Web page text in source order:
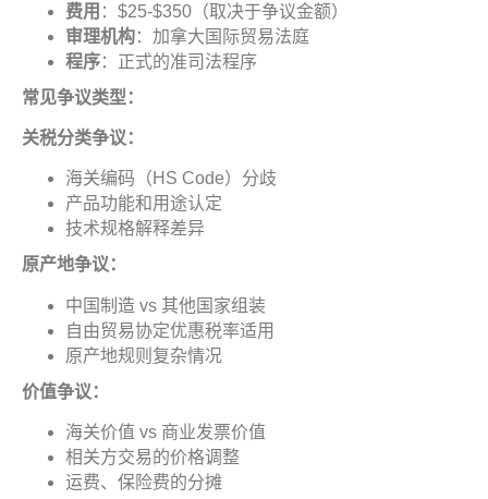
费用 ：$25-$350（取决于争议金额）
审理机构：加拿大国际贸易法庭
程序：正式的准司法程序
常见争议类型 ：
关税分类争议 ：
海关编码（HS Code）分歧
产品功能和用途认定
技术规格解释差异
原产地争议 ：
中国制造 vs 其他国家组装
自由贸易协定优惠税率适用
原产地规则复杂情况
价值争议 ：
海关价值 vs 商业发票价值
相关方交易的价格调整
运费、保险费的分摊